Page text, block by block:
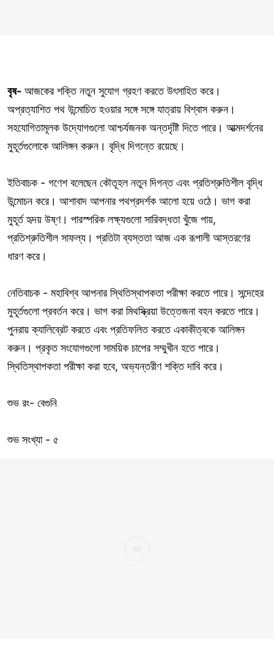
বৃষ- আজকের শক্তি নতুন সুযোগ গ্রহণ করতে উৎসাহিত করে।
অপ্রত্যাশিত পথ উন্মোচিত হওয়ার সঙ্গে সঙ্গে যাত্রায় বিশ্বাস করুন।
সহযোগিতামূলক উদ্যোগগুলো আশ্চর্যজনক অন্তর্দৃষ্টি দিতে পারে। আত্মদর্শনের
মুহূর্তগুলোকে আলিঙ্গন করুন। বৃদ্ধি দিগন্তে রয়েছে।
ইতিবাচক - গণেশ বলেছেন কৌতূহল নতুন দিগন্ত এবং প্রতিশ্রুতিশীল বৃদ্ধি
উন্মোচন করে। আশাবাদ আপনার পথপ্রদর্শক আলো হয়ে ওঠে। ভাগ করা
মুহূর্ত হৃদয় উষ্ণ। পারস্পরিক লক্ষ্যগুলো সারিবদ্ধতা খুঁজে পায়,
প্রতিশ্রুতিশীল সাফল্য। প্রতিটা ব্যস্ততা আজ এক রূপালী আস্তরণের
ধারণ করে।
নেতিবাচক - মহাবিশ্ব আপনার স্থিতিস্থাপকতা পরীক্ষা করতে পারে। সন্দেহের
মুহূর্তগুলো প্রবর্তন করে। ভাগ করা মিথস্ক্রিয়া উত্তেজনা বহন করতে পারে।
পুনরায় ক্যালিব্রেট করতে এবং প্রতিফলিত করতে একাকীত্বকে আলিঙ্গন
করুন। প্রকৃত সংযোগগুলো সাময়িক চাপের সম্মুখীন হতে পারে।
স্থিতিস্থাপকতা পরীক্ষা করা হবে, অভ্যন্তরীণ শক্তি দাবি করে।
শুভ রং- বেগুনি
শুভ সংখ্যা - ৫